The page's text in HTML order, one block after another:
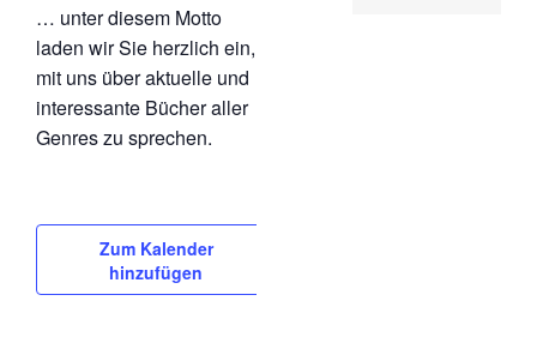
… unter diesem Motto
laden wir Sie herzlich ein,
mit uns über aktuelle und
interessante Bücher aller
Genres zu sprechen.
Zum Kalender
hinzufügen